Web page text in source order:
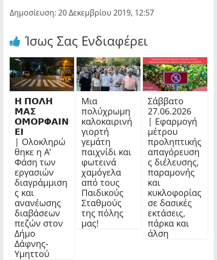
Δημοσίευση: 20 Δεκεμβρίου 2019, 12:57
Ίσως Σας Ενδιαφέρει
𝝜 𝝥𝝤𝝠𝝜
𝝡𝝖𝝨
𝝤𝝡𝝤𝝦𝝫𝝖𝝞𝝢
𝝚𝝞
| Ολοκληρώ
θηκε η Α’
Φάση των
εργασιών
διαγράμμιση
ς και
ανανέωσης
διαβάσεων
πεζών στον
Δήμο
Δάφνης-
Υμηττού
Μια
πολύχρωμη
καλοκαιρινή
γιορτή
γεμάτη
παιχνίδι και
φωτεινά
χαμόγελα
από τους
Παιδικούς
Σταθμούς
της πόλης
μας!
Σάββατο
27.06.2026
| Εφαρμογή
μέτρου
προληπτικής
απαγόρευση
ς διέλευσης,
παραμονής
και
κυκλοφορίας
σε δασικές
εκτάσεις,
πάρκα και
άλση